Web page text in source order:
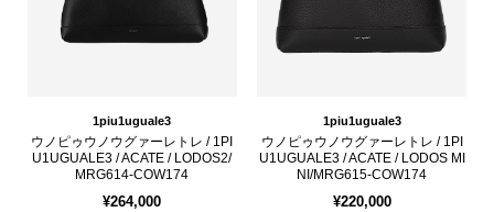
1piu1uguale3
ウノピゥウノウグァーレトレ / 1PI
U1UGUALE3 / ACATE / LODOS2/
MRG614-COW174
¥264,000
1piu1uguale3
ウノピゥウノウグァーレトレ / 1PI
U1UGUALE3 / ACATE / LODOS MI
NI/MRG615-COW174
¥220,000